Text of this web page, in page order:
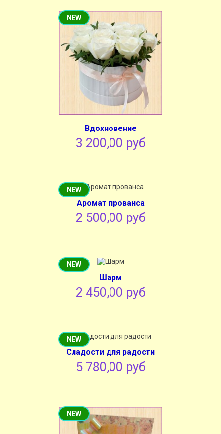
NEW
Вдохновение
3 200,00 руб
NEW
Аромат прованса
2 500,00 руб
NEW
Шарм
2 450,00 руб
NEW
Сладости для радости
5 780,00 руб
NEW